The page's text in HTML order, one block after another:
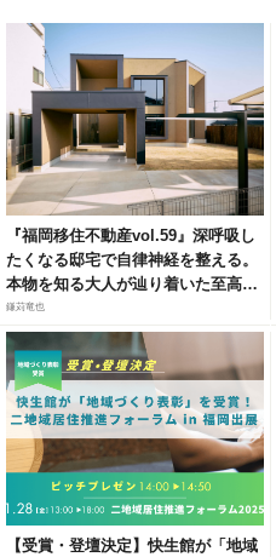
『福岡移住不動産vol.59』深呼吸し
たくなる邸宅で自律神経を整える。
本物を知る大人が辿り着いた至高の
リトリート（福岡市城南区梅林）
鎌苅竜也
【受賞・登壇決定】快生館が「地域